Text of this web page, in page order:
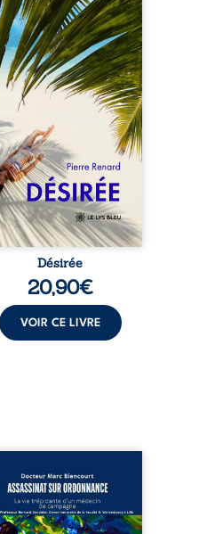
qu’il est devenu une
femme métissée de
ans. À peine a-t-il
à apprivoiser ce
corps qu’Ange surgit
sa vie et fait vaciller
ses certitudes. Entre
est immédiate,
jusqu’à ce qu’un
familial fasse planer
: et s’ils étaient
demi-frère et ...
Désirée
20,90€
VOIR CE LIVRE
sur ordonnance –
trépidante d’un médecin
est la réédition
et actualisée du
du Docteur Marc